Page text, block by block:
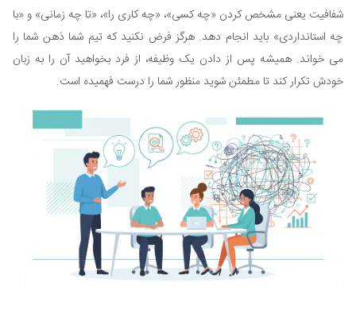
شفافیت یعنی مشخص کردن «چه کسی»، «چه کاری را»، «تا چه زمانی» و «با
چه استانداردی» باید انجام دهد. هرگز فرض نکنید که تیم شما ذهن شما را
می خواند. همیشه پس از دادن یک وظیفه، از فرد بخواهید آن را به زبان
خودش تکرار کند تا مطمئن شوید منظور شما را درست فهمیده است.